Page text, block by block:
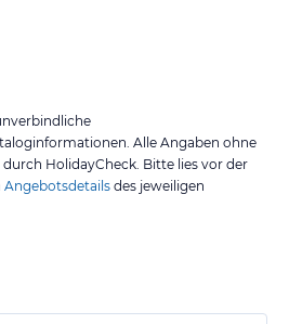
Alle Angaben ohne
HolidayCheck. Bitte lies vor der
Angebotsdetails des jeweiligen